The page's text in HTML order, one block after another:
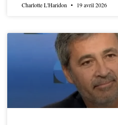
Charlotte L'Haridon 19 avril 2026